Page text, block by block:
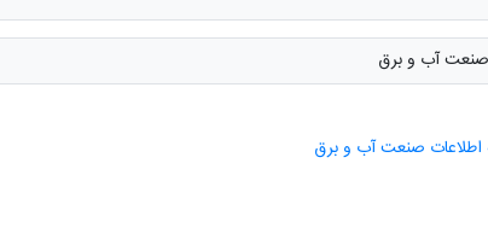
صنعت آب و برق
اطلاعات صنعت آب و برق